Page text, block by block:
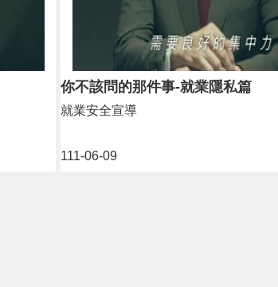
你不該問的那件事-就業隱私篇
111-06-09
就業安全宣導